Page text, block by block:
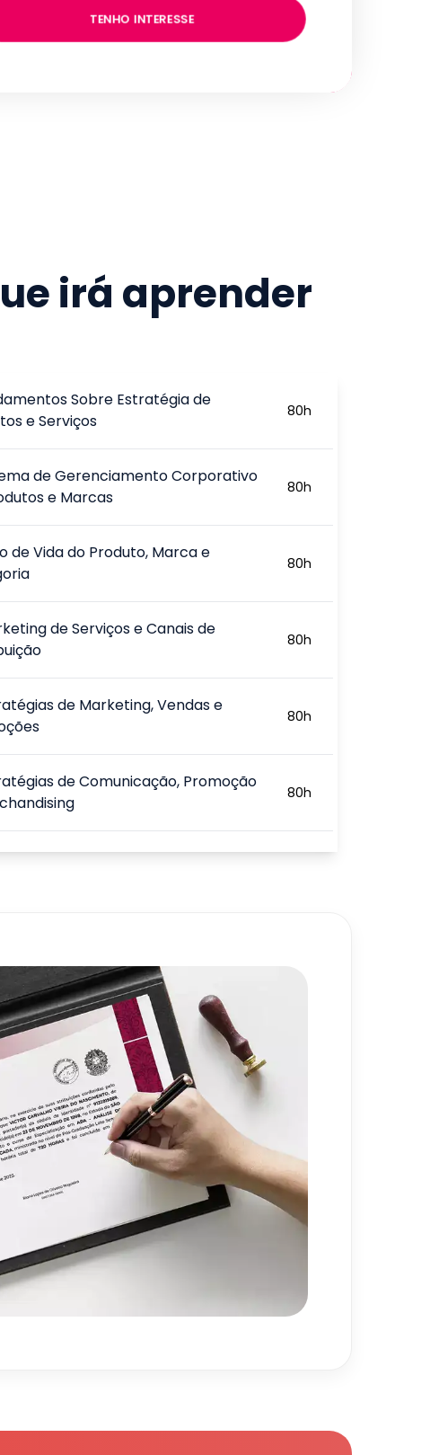
TENHO INTERESSE
irá aprender
Sobre Estratégia de
e Serviços
80h
de Gerenciamento Corporativo
e Marcas
80h
de Vida do Produto, Marca e
80h
de Serviços e Canais de
80h
de Marketing, Vendas e
80h
de Comunicação, Promoção
80h
do Copywriting 80h
e Branding